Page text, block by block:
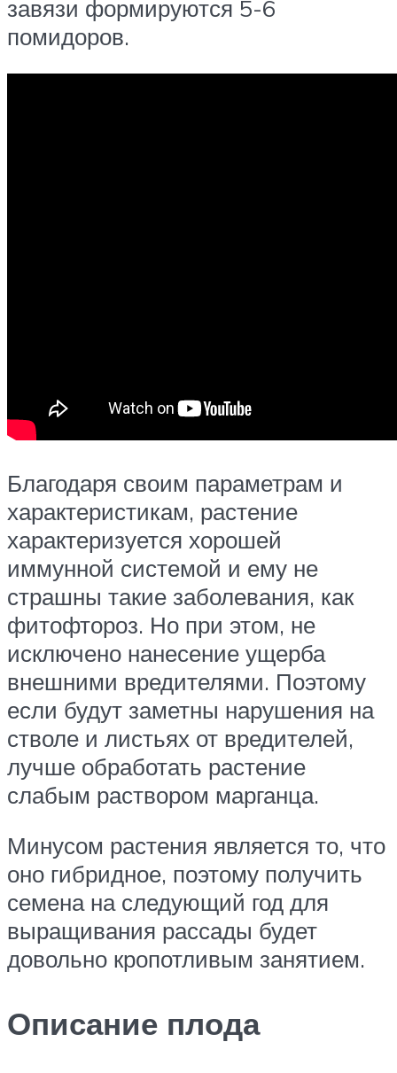
завязи формируются 5-6
помидоров.
Благодаря своим параметрам и
характеристикам, растение
характеризуется хорошей
иммунной системой и ему не
страшны такие заболевания, как
фитофтороз. Но при этом, не
исключено нанесение ущерба
внешними вредителями. Поэтому
если будут заметны нарушения на
стволе и листьях от вредителей,
лучше обработать растение
слабым раствором марганца.
Минусом растения является то, что
оно гибридное, поэтому получить
семена на следующий год для
выращивания рассады будет
довольно кропотливым занятием.
Описание плода